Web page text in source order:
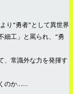
り“勇者”として異世界
細工」と罵られ、“勇
、常識外な力を発揮す
のか……